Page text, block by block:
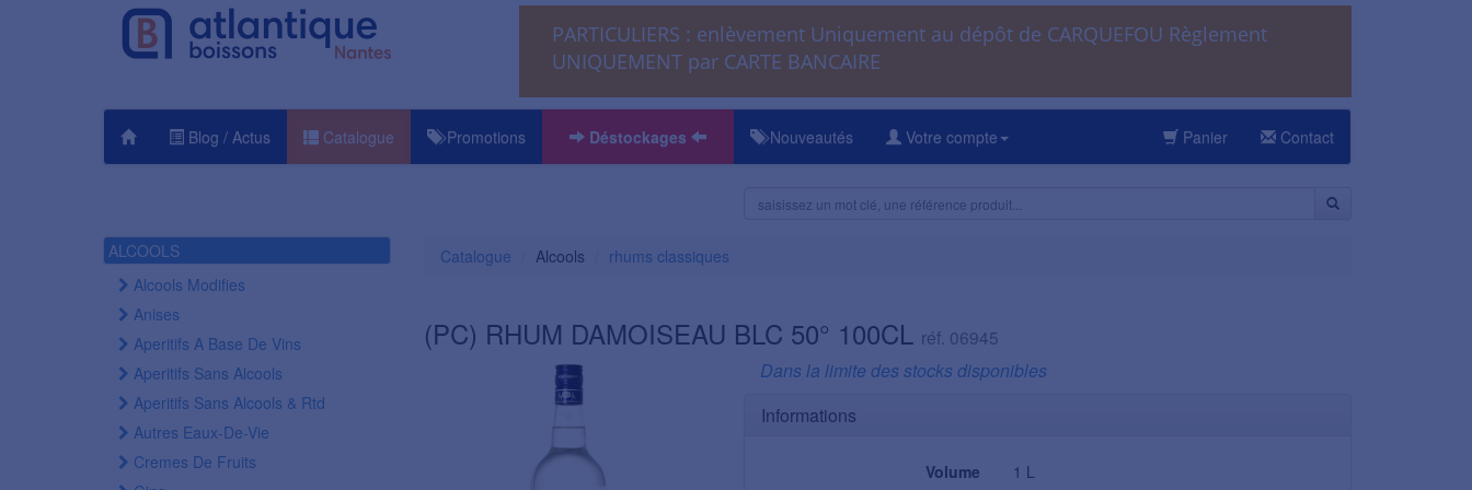
PARTICULIERS : enlèvement Uniquement au dépôt de CARQUEFOU Règlement
UNIQUEMENT par CARTE BANCAIRE
Blog / Actus Catalogue Promotions Déstockages Nouveautés Votre compte Panier Contact
ALCOOLS
Alcools Modifies
Anises
Aperitifs A Base De Vins
Aperitifs Sans Alcools
Aperitifs Sans Alcools & Rtd
Autres Eaux-De-Vie
Cremes De Fruits
Catalogue Alcools rhums classiques
(PC) RHUM DAMOISEAU BLC 50° 100CL réf. 06945
Dans la limite des stocks disponibles
Informations
Volume
1 L